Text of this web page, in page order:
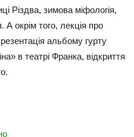
Різдва, зимова міфологія,
окрім того, лекція про
альбому гурту
в театрі Франка, відкриття